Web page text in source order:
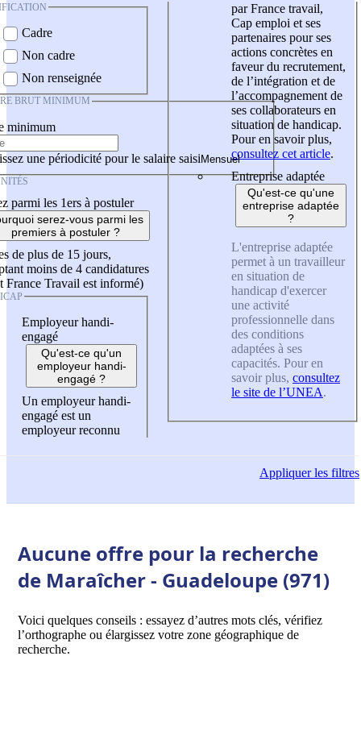
Cadre
Non cadre
Non renseignée
BRUT MINIMUM
minimum
une périodicité pour le salaire saisi
parmi les 1ers à postuler
serez-vous parmi les
premiers à postuler ?
de plus de 15 jours,
moins de 4 candidatures
France Travail est informé)
Employeur handi-
engagé
Qu'est-ce qu'un
employeur handi-
engagé ?
Un employeur handi-
engagé est un
employeur reconnu
par France travail,
Cap emploi et ses
partenaires pour ses
actions concrètes en
faveur du recrutement,
de l’intégration et de
l’accompagnement de
ses collaborateurs en
situation de handicap.
Pour en savoir plus,
consultez cet article.
Entreprise adaptée
Qu'est-ce qu'une
entreprise adaptée
?
L'entreprise adaptée
permet à un travailleur
en situation de
handicap d'exercer
une activité
professionnelle dans
des conditions
adaptées à ses
capacités. Pour en
savoir plus, consultez
le site de l’UNEA.
Appliquerles filtres
Aucune offre pour la recherche
de Maraîcher - Guadeloupe (971)
Voici quelques conseils : essayez d’autres mots clés, vérifiez
l’orthographe ou élargissez votre zone géographique de
recherche.